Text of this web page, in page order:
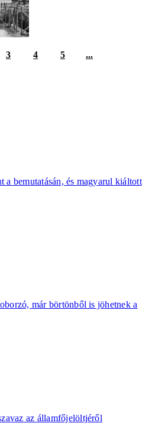
3 4 5 ...
bemutatásán, és magyarul kiáltott
már börtönből is jöhetnek a
az államfőjelöltjéről